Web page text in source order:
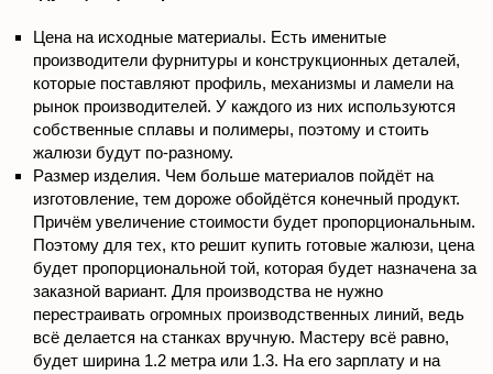
Цена на исходные материалы. Есть именитые
производители фурнитуры и конструкционных деталей,
которые поставляют профиль, механизмы и ламели на
рынок производителей. У каждого из них используются
собственные сплавы и полимеры, поэтому и стоить
жалюзи будут по-разному.
Размер изделия. Чем больше материалов пойдёт на
изготовление, тем дороже обойдётся конечный продукт.
Причём увеличение стоимости будет пропорциональным.
Поэтому для тех, кто решит купить готовые жалюзи, цена
будет пропорциональной той, которая будет назначена за
заказной вариант. Для производства не нужно
перестраивать огромных производственных линий, ведь
всё делается на станках вручную. Мастеру всё равно,
будет ширина 1.2 метра или 1.3. На его зарплату и на